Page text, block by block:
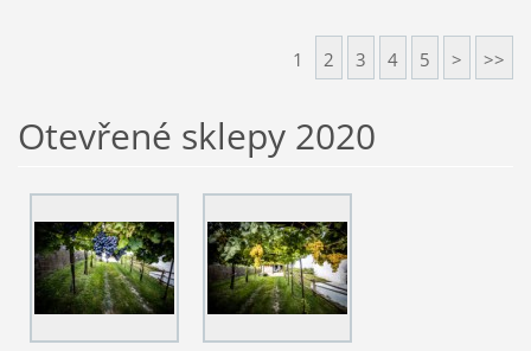
1 2 3 4 5 > >>
Otevřené sklepy 2020